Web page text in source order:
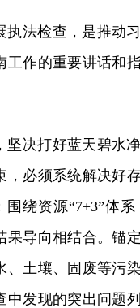
执法检查，是推动
作的重要讲话和
坚决打好蓝天碧水
必须系统解决好
绕资源“7+3”体
导向相结合。锚
土壤、固废等污
发现的突出问题